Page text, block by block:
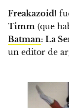
Freakazoid!
Timm (que
Batman: La
un editor de